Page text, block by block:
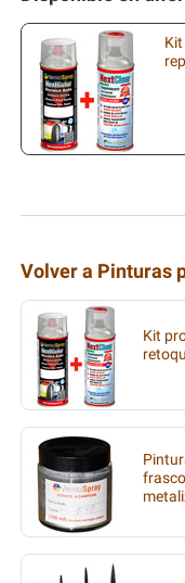
Volver a Pinturas
Kit